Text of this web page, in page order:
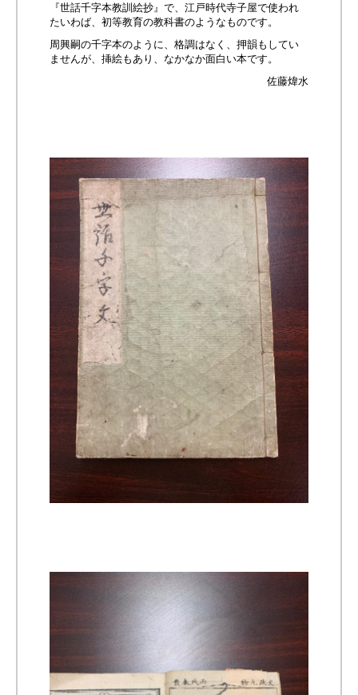
『世話千字本教訓絵抄』で、江戸時代寺子屋で使われ
たいわば、初等教育の教科書のようなものです。
周興嗣の千字本のように、格調はなく、押韻もしてい
ませんが、挿絵もあり、なかなか面白い本です。
佐藤煒水